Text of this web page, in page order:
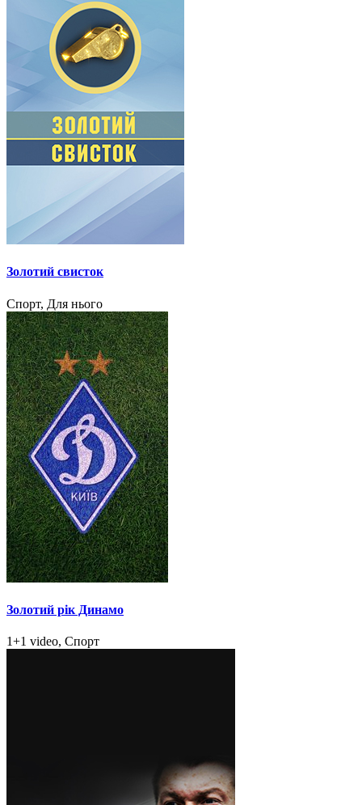
Золотий свисток
Спорт, Для нього
Золотий рік Динамо
1+1 video, Спорт